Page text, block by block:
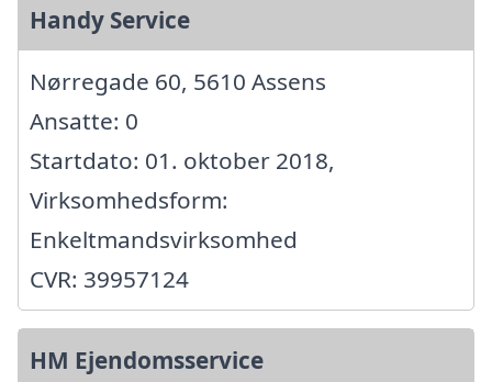
Handy Service
Nørregade 60, 5610 Assens
Ansatte: 0
Startdato: 01. oktober 2018,
Virksomhedsform:
Enkeltmandsvirksomhed
CVR: 39957124
HM Ejendomsservice